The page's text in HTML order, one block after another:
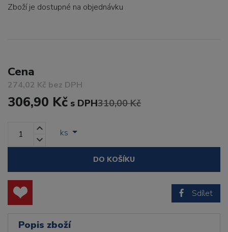
Zboží je dostupné na objednávku
Cena
274,02 Kč bez DPH
306,90 Kč s DPH310,00 Kč
ks
DO KOŠÍKU
Sdílet
Popis zboží